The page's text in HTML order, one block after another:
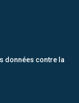
données contre la